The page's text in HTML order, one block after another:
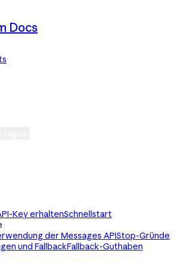
Docs
Key erhaltenSchnellstart
der Messages APIStop-Gründe
und FallbackFallback-Guthaben